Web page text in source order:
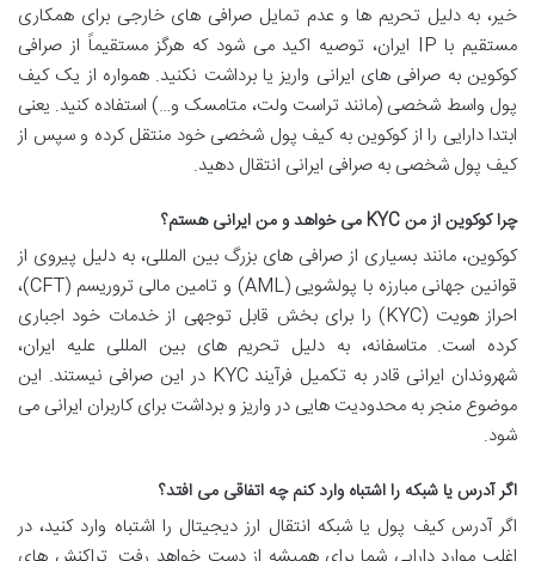
خیر، به دلیل تحریم ها و عدم تمایل صرافی های خارجی برای همکاری
مستقیم با IP ایران، توصیه اکید می شود که هرگز مستقیماً از صرافی
کوکوین به صرافی های ایرانی واریز یا برداشت نکنید. همواره از یک کیف
پول واسط شخصی (مانند تراست ولت، متامسک و…) استفاده کنید. یعنی
ابتدا دارایی را از کوکوین به کیف پول شخصی خود منتقل کرده و سپس از
کیف پول شخصی به صرافی ایرانی انتقال دهید.
چرا کوکوین از من KYC می خواهد و من ایرانی هستم؟
کوکوین، مانند بسیاری از صرافی های بزرگ بین المللی، به دلیل پیروی از
قوانین جهانی مبارزه با پولشویی (AML) و تامین مالی تروریسم (CFT)،
احراز هویت (KYC) را برای بخش قابل توجهی از خدمات خود اجباری
کرده است. متاسفانه، به دلیل تحریم های بین المللی علیه ایران،
شهروندان ایرانی قادر به تکمیل فرآیند KYC در این صرافی نیستند. این
موضوع منجر به محدودیت هایی در واریز و برداشت برای کاربران ایرانی می
شود.
اگر آدرس یا شبکه را اشتباه وارد کنم چه اتفاقی می افتد؟
اگر آدرس کیف پول یا شبکه انتقال ارز دیجیتال را اشتباه وارد کنید، در